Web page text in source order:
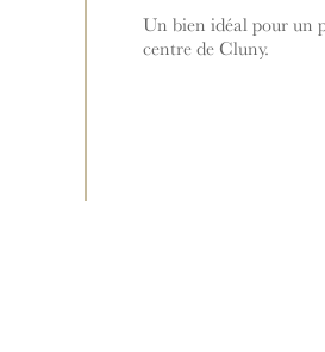
Un bien idéal pour un
centre de Cluny.